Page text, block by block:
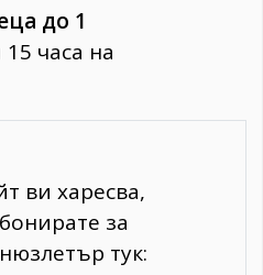
до 1
часа на
ви харесва,
за
тук: